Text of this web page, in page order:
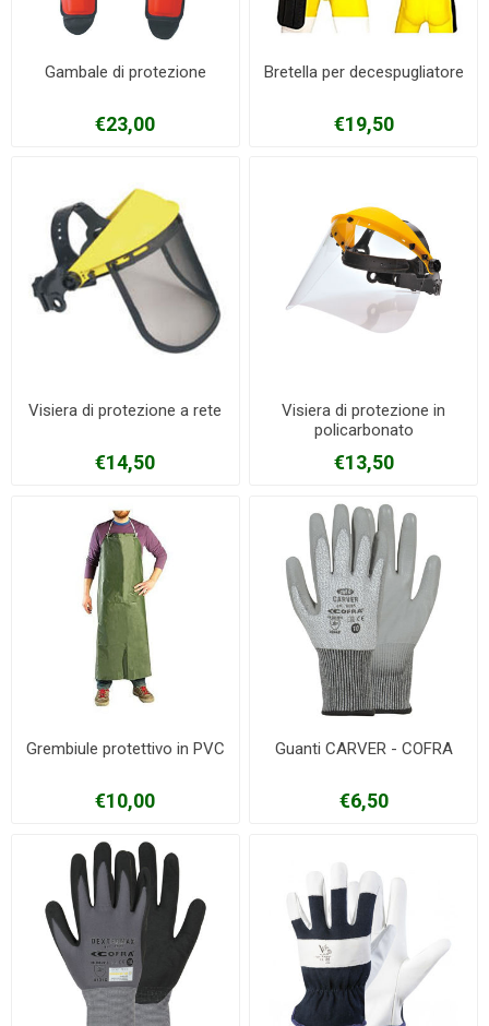
Gambale di protezione
€23,00
Bretella per decespugliatore
€19,50
Visiera di protezione a rete
€14,50
Visiera di protezione in
policarbonato
€13,50
Grembiule protettivo in PVC
€10,00
Guanti CARVER - COFRA
€6,50